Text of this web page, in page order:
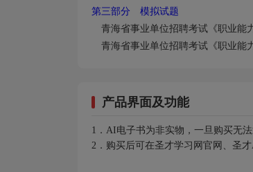
第三部分 模拟试题
青海省事业单位招聘考试《职业能
青海省事业单位招聘考试《职业能
产品界面及功能
1．AI电子书为非实物，一旦购买无法
2．购买后可在圣才学习网官网、圣